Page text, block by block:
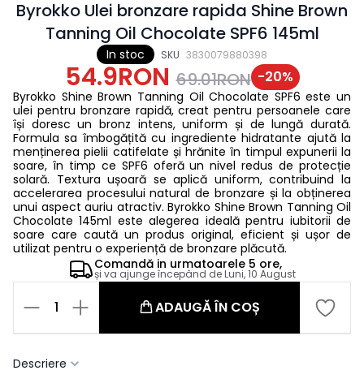
In stoc SKU 3830079880398
Byrokko Ulei bronzare rapida Shine Brown
Tanning Oil Chocolate SPF6 145ml
54.9RON 69.01RON -20%
Byrokko Shine Brown Tanning Oil Chocolate SPF6 este un
ulei pentru bronzare rapidă, creat pentru persoanele care
își doresc un bronz intens, uniform și de lungă durată.
Formula sa îmbogățită cu ingrediente hidratante ajută la
menținerea pielii catifelate și hrănite în timpul expunerii la
soare, în timp ce SPF6 oferă un nivel redus de protecție
solară. Textura ușoară se aplică uniform, contribuind la
accelerarea procesului natural de bronzare și la obținerea
unui aspect auriu atractiv. Byrokko Shine Brown Tanning Oil
Chocolate 145ml este alegerea ideală pentru iubitorii de
soare care caută un produs original, eficient și ușor de
utilizat pentru o experiență de bronzare plăcută.
Comandă in urmatoarele 5 ore,
și va ajunge începând deLuni, 10 August
1 ADAUGĂ ÎN COȘ
Descriere